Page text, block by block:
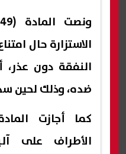
الاستزارة حال
النفقة دون
ضده، وذلك لحين
الأطراف على